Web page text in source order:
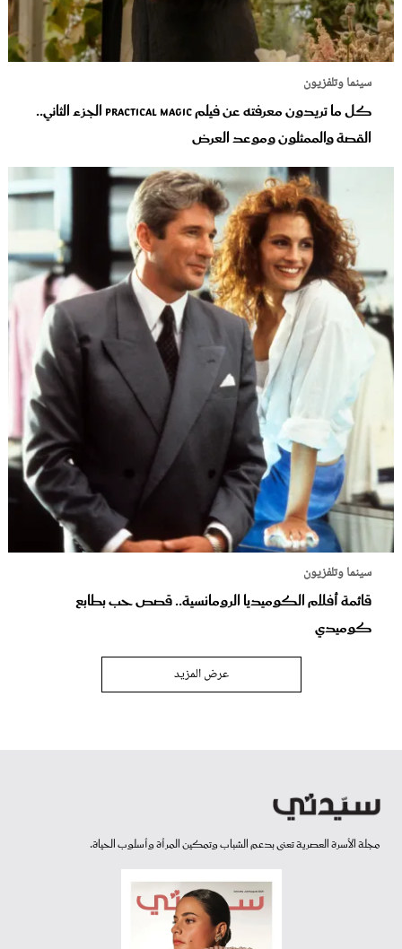
سينما وتلفزيون
كل ما تريدون معرفته عن فيلم Practical Magic الجزء الثاني..
القصة والممثلون وموعد العرض
سينما وتلفزيون
قائمة أفلام الكوميديا الرومانسية.. قصص حب بطابع
كوميدي
عرض المزيد
مجلة الأسرة العصرية تعنى بدعم الشباب وتمكين المرأة وأسلوب الحياة.